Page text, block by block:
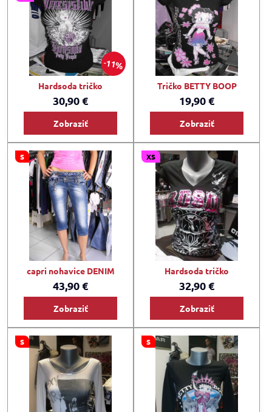
11%
Hardsoda tričko
30,90 €
Zobraziť
Tričko BETTY BOOP
19,90 €
Zobraziť
S
capri nohavice DENIM
43,90 €
Zobraziť
XS
Hardsoda tričko
32,90 €
Zobraziť
S S